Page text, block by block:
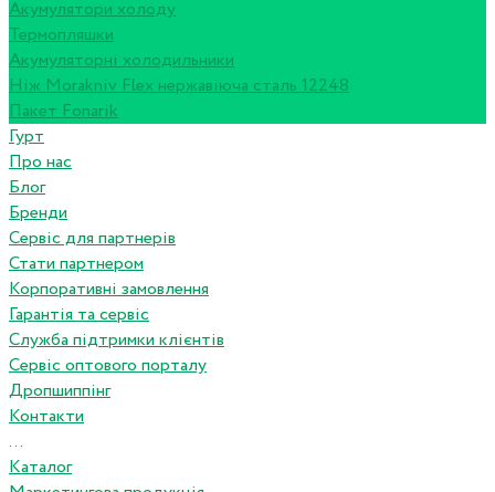
Акумулятори холоду
Термопляшки
Акумуляторні холодильники
Ніж Morakniv Flex нержавіюча сталь 12248
Пакет Fonarik
Гурт
Про нас
Блог
Бренди
Сервіс для партнерів
Стати партнером
Корпоративні замовлення
Гарантія та сервіс
Служба підтримки клієнтів
Сервіс оптового порталу
Дропшиппінг
Контакти
...
Каталог